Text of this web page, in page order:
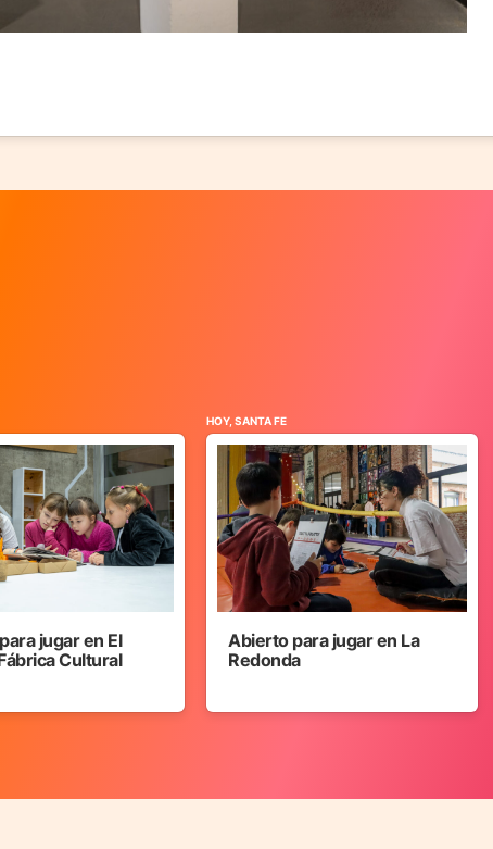
jugar en El
Cultural
HOY, SANTA FE
Abierto para jugar en La
Redonda